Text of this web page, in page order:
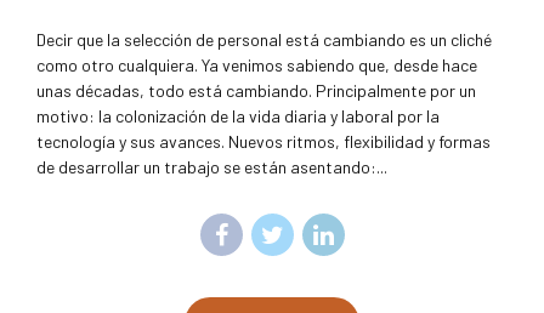
Decir que la selección de personal está cambiando es un cliché
como otro cualquiera. Ya venimos sabiendo que, desde hace
unas décadas, todo está cambiando. Principalmente por un
motivo: la colonización de la vida diaria y laboral por la
tecnología y sus avances. Nuevos ritmos, flexibilidad y formas
de desarrollar un trabajo se están asentando:...